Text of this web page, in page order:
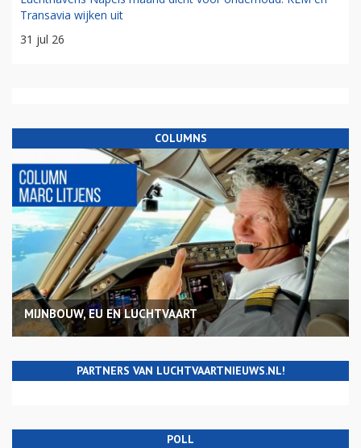
Transavia wijken uit
31 jul 26
COLUMNS
MIJNBOUW, EU EN LUCHTVAART
PARTNERS VAN LUCHTVAARTNIEUWS.NL!
POLL